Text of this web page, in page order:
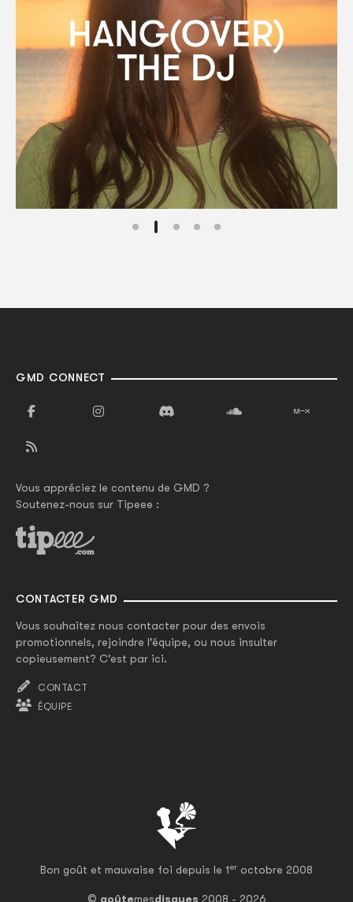
Bon goût et mauvaise foi depuis le 1er octobre 2008
© goûtemesdisques 2008 - 2026
GMD CONNECT
Vous appréciez le contenu de GMD ?
Soutenez-nous sur Tipeee :
CONTACTER GMD
Vous souhaitez nous contacter pour des envois
promotionnels, rejoindre l'équipe, ou nous insulter
copieusement? C'est par ici.
CONTACT
ÉQUIPE